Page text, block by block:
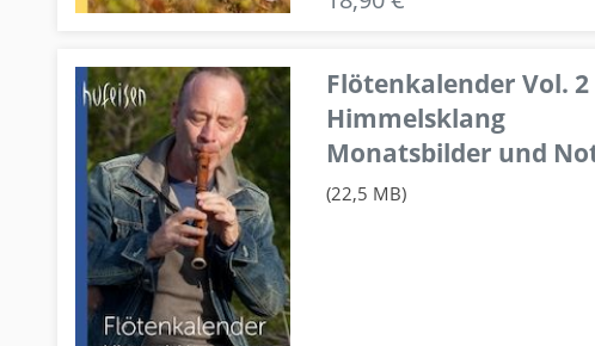
Flötenkalender Vol. 2
Himmelsklang
Monatsbilder und
(22,5 MB)